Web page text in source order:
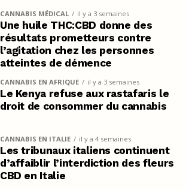
CANNABIS MÉDICAL il y a 3 semaines
Une huile THC:CBD donne des
résultats prometteurs contre
l’agitation chez les personnes
atteintes de démence
CANNABIS EN AFRIQUE il y a 3 semaines
Le Kenya refuse aux rastafaris le
droit de consommer du cannabis
CANNABIS EN ITALIE il y a 4 semaines
Les tribunaux italiens continuent
d’affaiblir l’interdiction des fleurs
CBD en Italie